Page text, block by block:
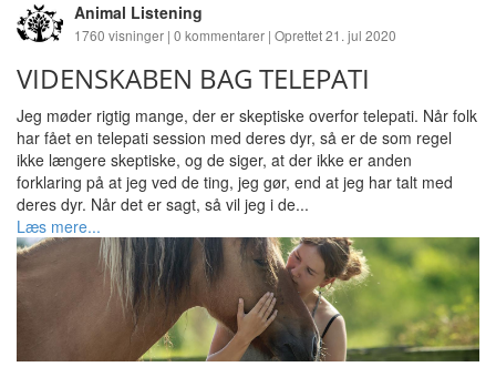
Animal Listening
1760 visninger | 0 kommentarer | Oprettet 21. jul 2020
VIDENSKABEN BAG TELEPATI
Jeg møder rigtig mange, der er skeptiske overfor telepati. Når folk
har fået en telepati session med deres dyr, så er de som regel
ikke længere skeptiske, og de siger, at der ikke er anden
forklaring på at jeg ved de ting, jeg gør, end at jeg har talt med
deres dyr. Når det er sagt, så vil jeg i de...
Læs mere...